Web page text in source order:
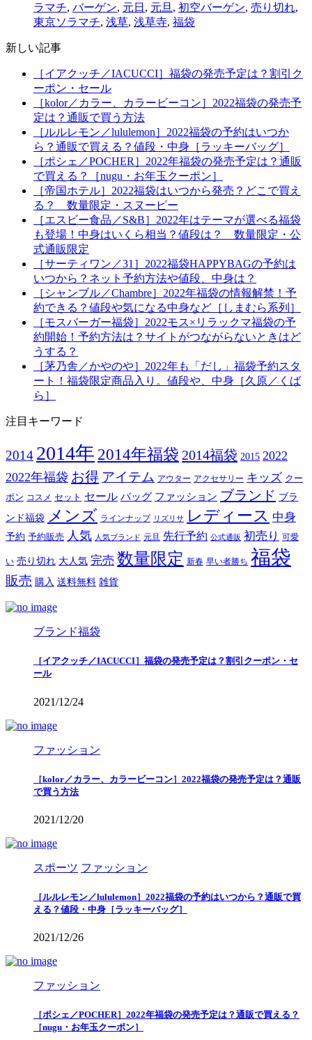
ラマチ, バーゲン, 元日 , 元旦 , 初空バーゲン, 売り切れ,
東京ソラマチ, 浅草, 浅草寺, 福袋
新しい記事
［イアクッチ／IACUCCI］福袋の発売予定は？割引ク
ーポン・セール
［kolor／カラー、カラービーコン］2022福袋の発売予
定は？通販で買う方法
［ルルレモン／lululemon］2022福袋の予約はいつか
ら？通販で買える？値段・中身［ラッキーバッグ］
［ポシェ／POCHER］2022年福袋の発売予定は？通販
で買える？［nugu・お年玉クーポン］
［帝国ホテル］2022福袋はいつから発売？どこで買え
る？ 数量限定・スヌーピー
［エスビー食品／S&B］2022年はテーマが選べる福袋
も登場！中身はいくら相当？値段は？ 数量限定・公
式通販限定
［サーティワン／31］2022福袋HAPPYBAGの予約は
いつから？ネット予約方法や値段、中身は？
［シャンブル／Chambre］2022年福袋の情報解禁！予
約できる？値段や気になる中身など［しまむら系列］
［モスバーガー福袋］2022モス×リラックマ福袋の予
約開始！予約方法は？サイトがつながらないときはど
うする？
［茅乃舎／かやのや］2022年も「だし」福袋予約スタ
ート！福袋限定商品入り。値段や、中身［久原／くば
ら］
注目キーワード
2014 2014年 2014年福袋 2014福袋 2015 2022
2022年福袋 お得 アイテム アウター アクセサリー キッズ クー
ポン コスメ セット セール バッグ ファッション ブランド ブラ
ンド福袋 メンズ ラインナップ リズリサ レディース 中身
予約 予約販売 人気 人気ブランド 元旦 先行予約 公式通販 初売り 可愛
い 売り切れ 大人気 完売 数量限定 新春 早い者勝ち 福袋
販売 購入 送料無料 雑貨
ブランド福袋
［イアクッチ／IACUCCI］福袋の発売予定は？割引クーポン・セ
ール
2021/12/24
ファッション
［kolor／カラー、カラービーコン］2022福袋の発売予定は？通販
で買う方法
2021/12/20
スポーツ ファッション
［ルルレモン／lululemon］2022福袋の予約はいつから？通販で買
える？値段・中身［ラッキーバッグ］
2021/12/26
ファッション
［ポシェ／POCHER］2022年福袋の発売予定は？通販で買える？
［nugu・お年玉クーポン］